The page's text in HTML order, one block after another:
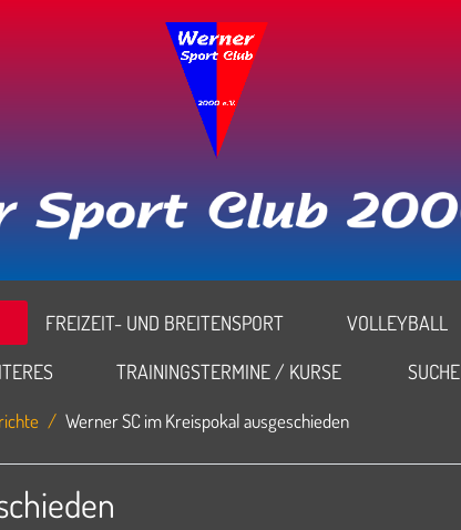
FREIZEIT- UND BREITENSPORT VOLLEYBALL
TRAININGSTERMINE / KURSE SUCHE
Werner SC im Kreispokal ausgeschieden